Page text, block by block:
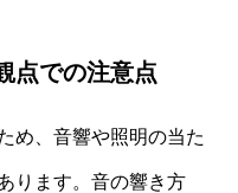
点での注意点
め、音響や照明の当た
ります。音の響き方